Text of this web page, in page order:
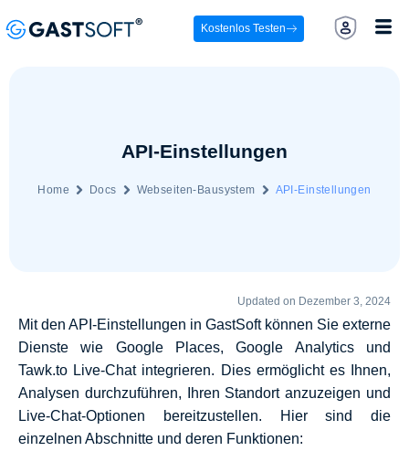
Kostenlos Testen
API-Einstellungen
Home Docs Webseiten-Bausystem API-Einstellungen
Updated on Dezember 3, 2024
Mit den API-Einstellungen in GastSoft können Sie externe
Dienste wie Google Places, Google Analytics und
Tawk.to Live-Chat integrieren. Dies ermöglicht es Ihnen,
Analysen durchzuführen, Ihren Standort anzuzeigen und
Live-Chat-Optionen bereitzustellen. Hier sind die
einzelnen Abschnitte und deren Funktionen: